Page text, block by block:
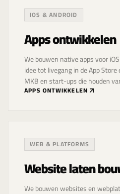
IOS & ANDROID
Apps ontwikkelen
We bouwen native apps voor
idee tot livegang in de App
MKB en start-ups die houden
APPS ONTWIKKELEN
WEB & PLATFORMS
Website laten
We bouwen websites en